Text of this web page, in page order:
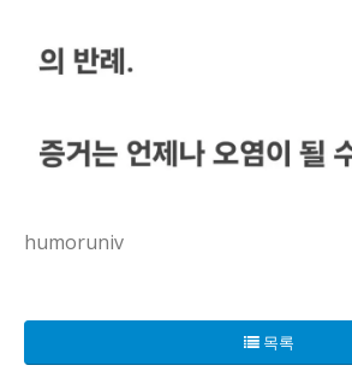
humoruniv
우리 사이에서 들리는 소문으로는
목록